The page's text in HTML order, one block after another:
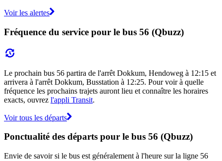
Voir les alertes
Fréquence du service pour le bus 56 (Qbuzz)
Le prochain bus 56 partira de l'arrêt Dokkum, Hendoweg à 12:15 et
arrivera à l'arrêt Dokkum, Busstation à 12:25. Pour voir à quelle
fréquence les prochains trajets auront lieu et connaître les horaires
exacts, ouvrez l'appli Transit.
Voir tous les départs
Ponctualité des départs pour le bus 56 (Qbuzz)
Envie de savoir si le bus est généralement à l'heure sur la ligne 56